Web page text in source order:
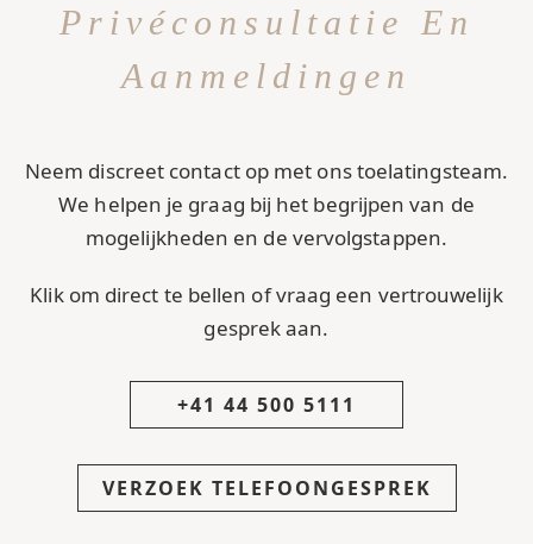
Privéconsultatie En
Aanmeldingen
Neem discreet contact op met ons toelatingsteam.
We helpen je graag bij het begrijpen van de
mogelijkheden en de vervolgstappen.
Klik om direct te bellen of vraag een vertrouwelijk
gesprek aan.
+41 44 500 5111
VERZOEK TELEFOONGESPREK